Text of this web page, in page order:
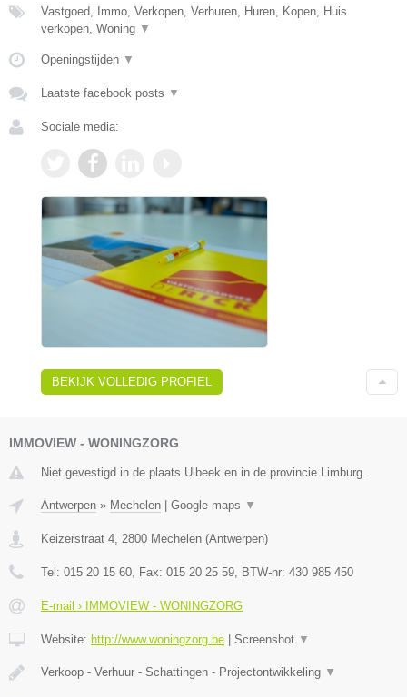
Vastgoed, Immo, Verkopen, Verhuren, Huren, Kopen, Huis
verkopen, Woning ▼
Openingstijden ▼
Laatste facebook posts ▼
Sociale media:
BEKIJK VOLLEDIG PROFIEL
IMMOVIEW - WONINGZORG
Niet gevestigd in de plaats Ulbeek en in de provincie Limburg.
Antwerpen » Mechelen | Google maps ▼
Keizerstraat 4 2800 Mechelen (Antwerpen)
Tel: 015 20 15 60 , Fax: 015 20 25 59 , BTW-nr: 430 985 450
E-mail › IMMOVIEW - WONINGZORG
Website: http://www.woningzorg.be | Screenshot ▼
Verkoop - Verhuur - Schattingen - Projectontwikkeling ▼